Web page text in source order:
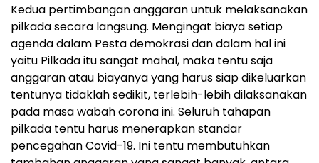
Kedua pertimbangan anggaran untuk melaksanakan
pilkada secara langsung. Mengingat biaya setiap
agenda dalam Pesta demokrasi dan dalam hal ini
yaitu Pilkada itu sangat mahal, maka tentu saja
anggaran atau biayanya yang harus siap dikeluarkan
tentunya tidaklah sedikit, terlebih-lebih dilaksanakan
pada masa wabah corona ini. Seluruh tahapan
pilkada tentu harus menerapkan standar
pencegahan Covid-19. Ini tentu membutuhkan